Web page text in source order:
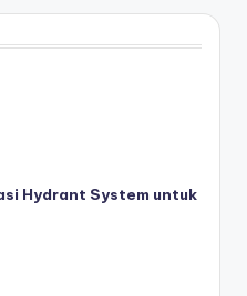
Hydrant System untuk